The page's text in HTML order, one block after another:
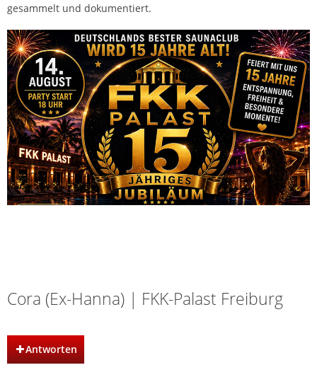
gesammelt und dokumentiert.
Cora (Ex-Hanna) | FKK-Palast Freiburg
Antworten